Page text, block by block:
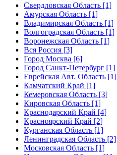
Свердловская Область [1]
Амурская Область [1]
Владимирская Область [1]
Волгоградская Область [1]
Воронежская Область [1]
Вся Россия [3]
Город Москва [6]
Город Санкт-Петербург [1]
Еврейская Авт. Область [1]
Камчатский Край [1]
Кемеровская Область [3]
Кировская Область [1]
Краснодарский Край [4]
Красноярский Край [2]
Курганская Область [1]
Ленинградская Область [2]
Московская Область [1]